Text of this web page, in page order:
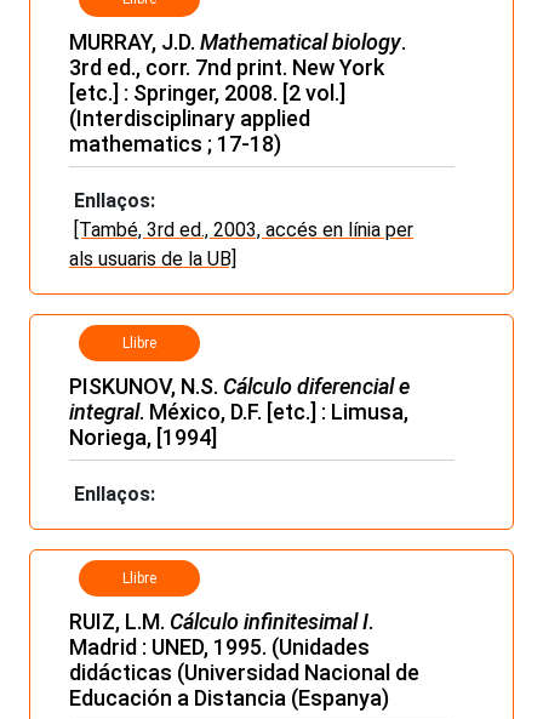
MURRAY, J.D. Mathematical biology.
3rd ed., corr. 7nd print. New York
[etc.] : Springer, 2008. [2 vol.]
(Interdisciplinary applied
mathematics ; 17-18)
Enllaços:
[També, 3rd ed., 2003, accés en línia per
als usuaris de la UB]
Llibre
PISKUNOV, N.S. Cálculo diferencial e
integral. México, D.F. [etc.] : Limusa,
Noriega, [1994]
Enllaços:
Llibre
RUIZ, L.M. Cálculo infinitesimal I.
Madrid : UNED, 1995. (Unidades
didácticas (Universidad Nacional de
Educación a Distancia (Espanya)